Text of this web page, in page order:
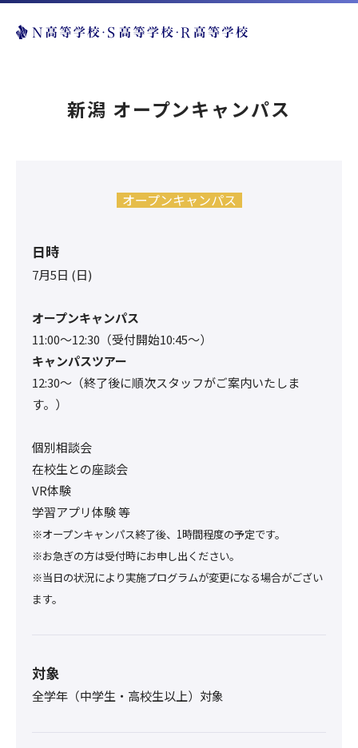
新潟 オープンキャンパス
オープンキャンパス
日時
7月5日 (日)
オープンキャンパス
11:00〜12:30（受付開始10:45～）
キャンパスツアー
12:30〜（終了後に順次スタッフがご案内いたしま
す。）
個別相談会
在校生との座談会
VR体験
学習アプリ体験 等
※オープンキャンパス終了後、1時間程度の予定です。
※お急ぎの方は受付時にお申し出ください。
※当日の状況により実施プログラムが変更になる場合がござい
ます。
対象
全学年（中学生・高校生以上）対象